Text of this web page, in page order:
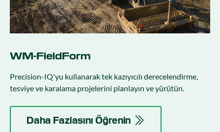
WM-FieldForm
Precision-IQ'yu kullanarak tek kazıyıcılı derecelendirme,
tesviye ve karalama projelerini planlayın ve yürütün.
Daha Fazlasını Öğrenin